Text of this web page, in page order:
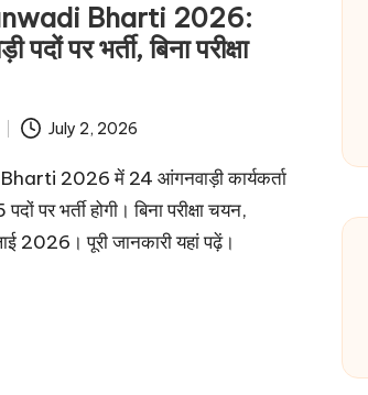
Bharti 2026:
पर भर्ती, बिना परीक्षा
July 2, 2026
2026 में 24 आंगनवाड़ी कार्यकर्ता
पर भर्ती होगी। बिना परीक्षा चयन,
2026। पूरी जानकारी यहां पढ़ें।